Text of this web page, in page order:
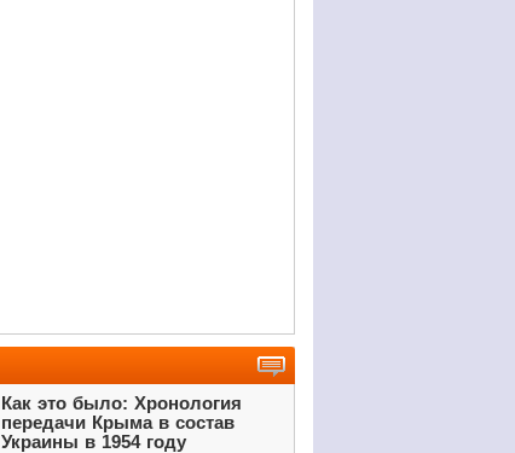
Как это было: Хронология
передачи Крыма в состав
Украины в 1954 году